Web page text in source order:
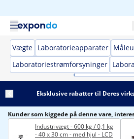
Vægte Laboratorieapparater
Laboratoriestrømforsyninger
Eksklusive rabatter til Deres
Kunder som kiggede på denne vare,
Industrivægt - 600 kg / 0,1 kg
- 40 x 30 cm - med hjul - LCD